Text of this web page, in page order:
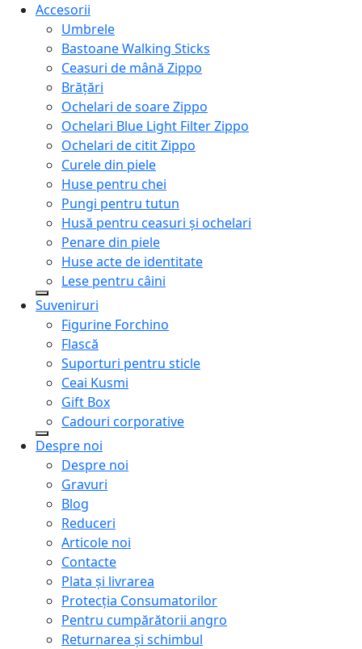
Accesorii
Umbrele
Bastoane Walking Sticks
Ceasuri de mână Zippo
Brățări
Ochelari de soare Zippo
Ochelari Blue Light Filter Zippo
Ochelari de citit Zippo
Curele din piele
Huse pentru chei
Pungi pentru tutun
Husă pentru ceasuri și ochelari
Penare din piele
Huse acte de identitate
Lese pentru câini
Suveniruri
Figurine Forchino
Flască
Suporturi pentru sticle
Ceai Kusmi
Gift Box
Cadouri corporative
Despre noi
Despre noi
Gravuri
Blog
Reduceri
Articole noi
Contacte
Plata și livrarea
Protecţia Consumatorilor
Pentru cumpărătorii angro
Returnarea și schimbul